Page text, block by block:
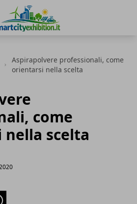
Aspirapolvere professionali, come
orientarsi nella scelta
come
scelta